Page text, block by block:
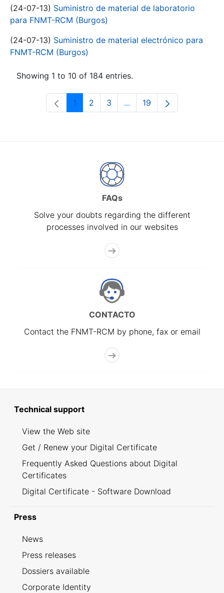
(24-07-13) Suministro de material de laboratorio
para FNMT-RCM (Burgos)
(24-07-13) Suministro de material electrónico para
FNMT-RCM (Burgos)
Showing 1 to 10 of 184 entries.
Page
1 Page
2 Page
3 ...Intermediate Pages Use
Page
19
FAQs
Solve your doubts regarding the different
processes involved in our websites
CONTACTO
Contact the FNMT-RCM by phone, fax or email
Technical support
View the Web site
Get / Renew your Digital Certificate
Frequently Asked Questions about Digital
Certificates
Digital Certificate - Software Download
Press
News
Press releases
Dossiers available
Corporate Identity